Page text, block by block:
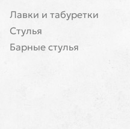
Лавки и табуретки
Стулья
Барные стулья